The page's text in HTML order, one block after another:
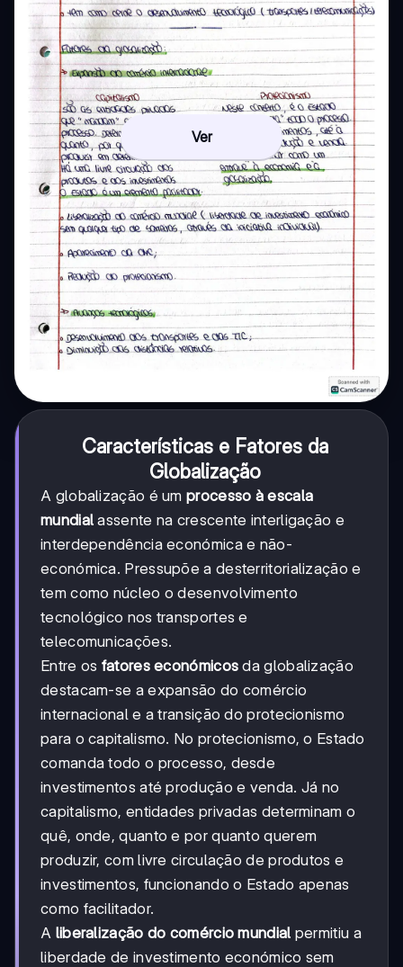
Ver
Características e Fatores da
Globalização
A globalização é um processo à escala
mundial assente na crescente interligação e
interdependência económica e não-
económica. Pressupõe a desterritorialização e
tem como núcleo o desenvolvimento
tecnológico nos transportes e
telecomunicações.
Entre os fatores económicos da globalização
destacam-se a expansão do comércio
internacional e a transição do protecionismo
para o capitalismo. No protecionismo, o Estado
comanda todo o processo, desde
investimentos até produção e venda. Já no
capitalismo, entidades privadas determinam o
quê, onde, quanto e por quanto querem
produzir, com livre circulação de produtos e
investimentos, funcionando o Estado apenas
como facilitador.
A liberalização do comércio mundial permitiu a
liberdade de investimento económico sem